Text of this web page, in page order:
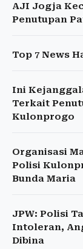
AJI Jogja
Penutupan
Top 7 News
Ini
Terkait
Kulonprogo
Organisasi
Polisi
Bunda Maria
JPW: Polisi
Intoleran,
Dibina